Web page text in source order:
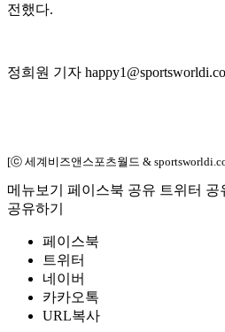
전했다.
정희원 기자
[ⓒ 세계비즈앤스포츠월드 &
메뉴보기 페이스북 공유 트위터 공
공유하기
페이스북
트위터
네이버
카카오톡
URL복사